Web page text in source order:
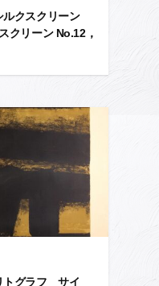
ルクスクリーン
リーン No.12，
トグラフ サイ